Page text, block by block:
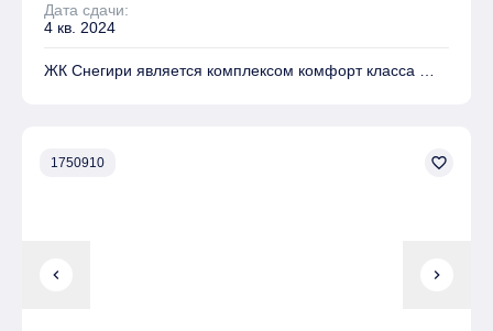
Дата сдачи:
4 кв. 2024
ЖК Снегири является комплексом комфорт класса
Коммерческие объекты
chevron_left chevron_right
1750910 favorite_border